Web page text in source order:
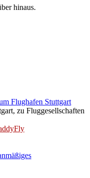
hinaus.
Flughafen Stuttgart
zu Fluggesellschaften